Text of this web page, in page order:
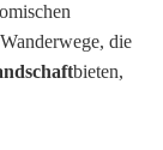
die
bieten,